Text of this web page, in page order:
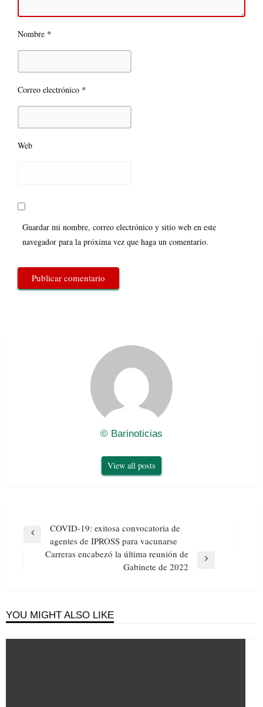
Nombre *
Correo electrónico *
Web
Guardar mi nombre, correo electrónico y sitio web en este
navegador para la próxima vez que haga un comentario.
© Barinoticias
View all posts
Navegación
entradas
Previous
COVID-19: exitosa convocatoria de
agentes de IPROSS para vacunarse
Carreras encabezó la última reunión de
Gabinete de 2022
YOU MIGHT ALSO LIKE